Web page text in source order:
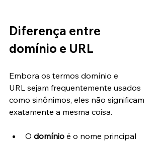
Diferença entre
domínio e URL
Embora os termos domínio e
URL sejam frequentemente usados
como sinônimos, eles não significam
exatamente a mesma coisa.
O domínio é o nome principal